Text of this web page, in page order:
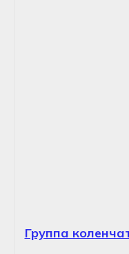
Группа